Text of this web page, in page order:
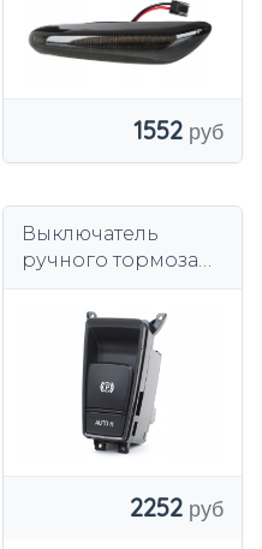
1552
Выключатель
ручного тормоза
2252